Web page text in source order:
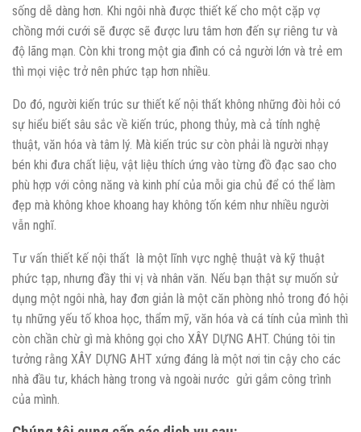
sống dễ dàng hơn. Khi ngôi nhà được thiết kế cho một cặp vợ
chồng mới cưới sẽ được sẽ được lưu tâm hơn đến sự riêng tư và
độ lãng mạn. Còn khi trong một gia đình có cả người lớn và trẻ em
thì mọi việc trở nên phức tạp hơn nhiều.
Do đó, người kiến trúc sư thiết kế nội thất không những đòi hỏi có
sự hiểu biết sâu sắc về kiến trúc, phong thủy, mà cả tính nghệ
thuật, văn hóa và tâm lý. Mà kiến trúc sư còn phải là người nhạy
bén khi đưa chất liệu, vật liệu thích ứng vào từng đồ đạc sao cho
phù hợp với công năng và kinh phí của mỗi gia chủ để có thể làm
đẹp mà không khoe khoang hay không tốn kém như nhiều người
vẫn nghĩ.
Tư vấn thiết kế nội thất là một lĩnh vực nghệ thuật và kỹ thuật
phức tạp, nhưng đầy thi vị và nhân văn. Nếu bạn thật sự muốn sử
dụng một ngôi nhà, hay đơn giản là một căn phòng nhỏ trong đó hội
tụ những yếu tố khoa học, thẩm mỹ, văn hóa và cá tính của mình thì
còn chần chừ gì mà không gọi cho XÂY DỰNG AHT. Chúng tôi tin
tưởng rằng XÂY DỰNG AHT xứng đáng là một nơi tin cậy cho các
nhà đầu tư, khách hàng trong và ngoài nước gửi gắm công trình
của mình.